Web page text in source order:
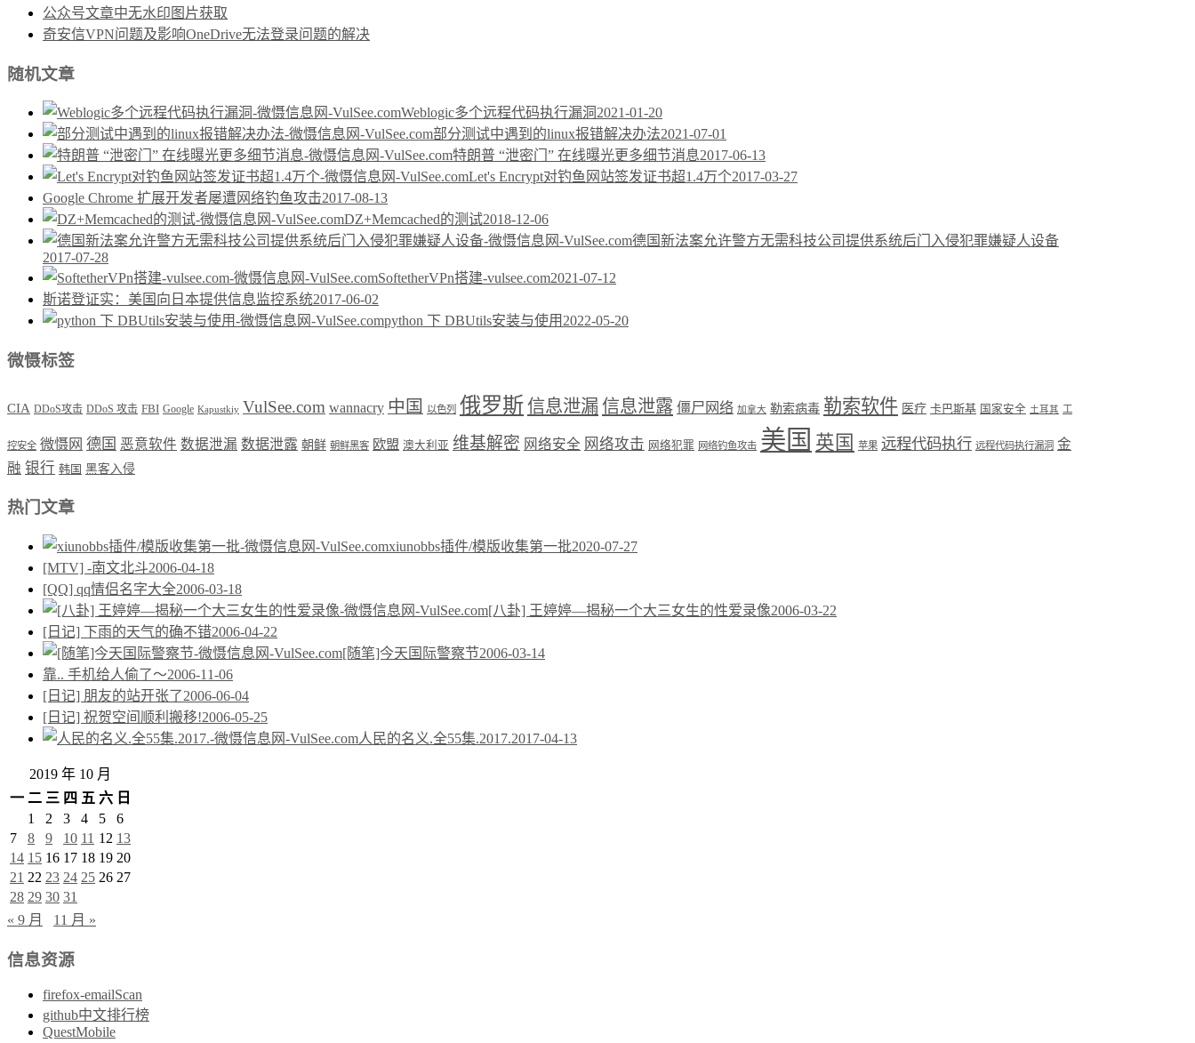
公众号文章中无水印图片获取
奇安信VPN问题及影响OneDrive无法登录问题的解决
随机文章
Weblogic多个远程代码执行漏洞 2021-01-20
部分测试中遇到的linux报错解决办法2021-07-01
特朗普 “泄密门” 在线曝光更多细节消息2017-06-13
Let's Encrypt对钓鱼网站签发证书超1.4万个2017-03-27
Google Chrome 扩展开发者屡遭网络钓鱼攻击2017-08-13
DZ+Memcached的测试2018-12-06
德国新法案允许警方无需科技公司提供系统后门入侵犯罪嫌疑人设备
2017-07-28
SoftetherVPn搭建-vulsee.com2021-07-12
斯诺登证实：美国向日本提供信息监控系统2017-06-02
python 下 DBUtils安装与使用 2022-05-20
微慑标签
CIA DDoS攻击 DDoS 攻击 FBI Google Kapustkiy VulSee.com wannacry 中国 以色列 俄罗斯信息泄漏信息泄露 僵尸网络 加拿大 勒索病毒 勒索软件 医疗 卡巴斯基 国家安全 土耳其 工
控安全 微慑网 德国 恶意软件 数据泄漏 数据泄露 朝鲜 朝鲜黑客 欧盟 澳大利亚 维基解密 网络安全 网络攻击 网络犯罪 网络钓鱼攻击 美国 英国 苹果 远程代码执行 远程代码执行漏洞 金
融 银行 韩国 黑客入侵
热门文章
xiunobbs插件/模版收集第一批2020-07-27
[MTV] -南文北斗2006-04-18
[QQ] qq情侣名字大全2006-03-18
[八卦] 王婷婷—揭秘一个大三女生的性爱录像2006-03-22
[日记] 下雨的天气的确不错2006-04-22
[随笔]今天国际警察节2006-03-14
靠.. 手机给人偷了～2006-11-06
[日记] 朋友的站开张了2006-06-04
[日记] 祝贺空间顺利搬移!2006-05-25
人民的名义.全55集.2017.2017-04-13
2019 年 10 月
一 二 三 四 五 六 日
1
2 3 4 5
6
7
8 9 10 11 12 13
14 15 16 17 18 19 20
21 22 23 24 25 26 27
28 29 30 31
« 9 月
11 月 »
信息资源
firefox-emailScan
github中文排行榜
QuestMobile